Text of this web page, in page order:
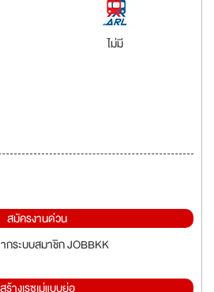
ไม่มี
สมัครงานด่วน
กระบบสมาชิก JOBBKK
สร้างเรซูเม่แบบย่อ